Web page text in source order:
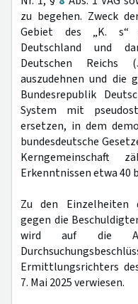
zu begehen. Zweck
Gebiet des „K. s“
Deutschland und
Deutschen Reichs
auszudehnen und die
Bundesrepublik
System mit
ersetzen, in dem
bundesdeutsche
Kerngemeinschaft
Erkenntnissen etwa 40
Zu den Einzelheiten
gegen die
wird auf die
Ermittlungsrichters
7. Mai 2025 verwiesen.